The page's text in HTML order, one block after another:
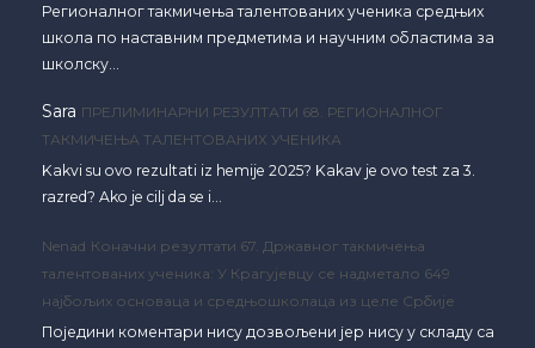
Регионалног такмичења талентованих ученика средњих
школа по наставним предметима и научним областима за
школску…
Sara ПРЕЛИМИНАРНИ РЕЗУЛТАТИ 68. РЕГИОНАЛНОГ
ТАКМИЧЕЊА ТАЛЕНТОВАНИХ УЧЕНИКА
Kakvi su ovo rezultati iz hemije 2025? Kakav je ovo test za 3.
razred? Ako je cilj da se i…
Nenad Коначни резултати 67. Државног такмичења
талентованих ученика: У Крагујевцу се надметало 649
најбољих основаца и средњошколаца из целе Србије
Поједини коментари нису дозвољени јер нису у складу са